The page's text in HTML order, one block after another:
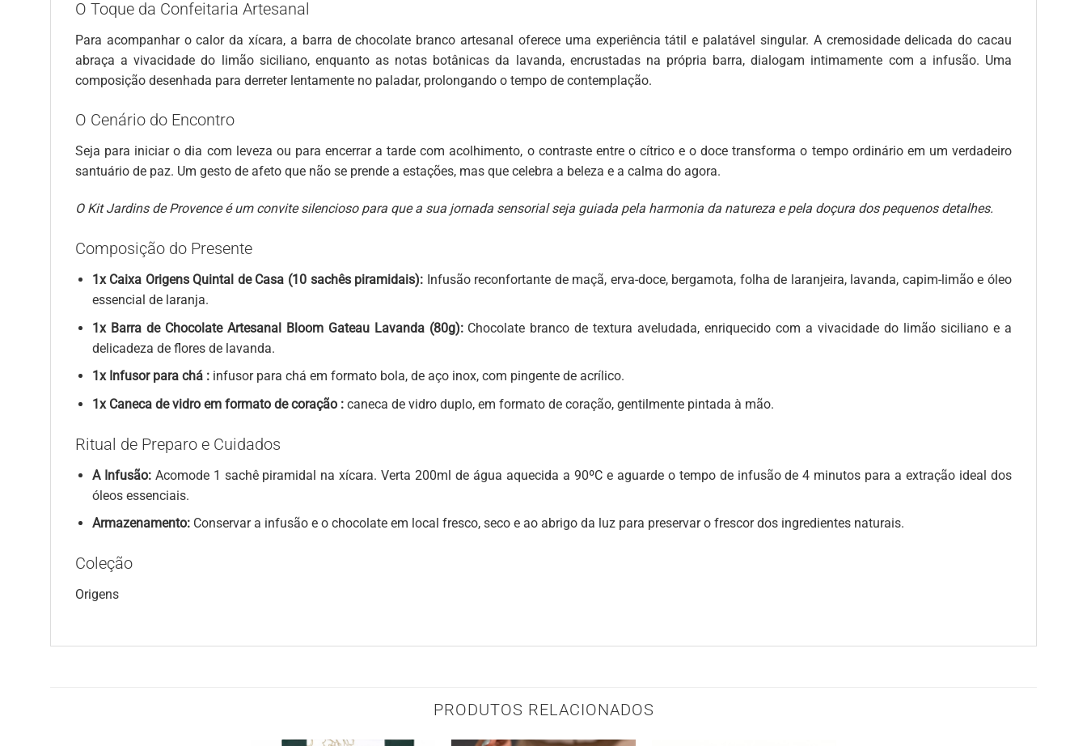
O Toque da Confeitaria Artesanal
Para acompanhar o calor da xícara, a barra de chocolate branco artesanal oferece uma experiência tátil e palatável singular. A cremosidade delicada do cacau
abraça a vivacidade do limão siciliano, enquanto as notas botânicas da lavanda, encrustadas na própria barra, dialogam intimamente com a infusão. Uma
composição desenhada para derreter lentamente no paladar, prolongando o tempo de contemplação.
O Cenário do Encontro
Seja para iniciar o dia com leveza ou para encerrar a tarde com acolhimento, o contraste entre o cítrico e o doce transforma o tempo ordinário em um verdadeiro
santuário de paz. Um gesto de afeto que não se prende a estações, mas que celebra a beleza e a calma do agora.
O Kit Jardins de Provence é um convite silencioso para que a sua jornada sensorial seja guiada pela harmonia da natureza e pela doçura dos pequenos detalhes.
Composição do Presente
1x Caixa Origens Quintal de Casa (10 sachês piramidais): Infusão reconfortante de maçã, erva-doce, bergamota, folha de laranjeira, lavanda, capim-limão e óleo
essencial de laranja.
1x Barra de Chocolate Artesanal Bloom Gateau Lavanda (80g):Chocolate branco de textura aveludada, enriquecido com a vivacidade do limão siciliano e a
delicadeza de flores de lavanda.
1x Infusor para chá : infusor para chá em formato bola, de aço inox, com pingente de acrílico.
1x Caneca de vidro em formato de coração : caneca de vidro duplo, em formato de coração, gentilmente pintada à mão.
Ritual de Preparo e Cuidados
A Infusão:Acomode 1 sachê piramidal na xícara. Verta 200ml de água aquecida a 90ºC e aguarde o tempo de infusão de 4 minutos para a extração ideal dos
óleos essenciais.
Armazenamento:Conservar a infusão e o chocolate em local fresco, seco e ao abrigo da luz para preservar o frescor dos ingredientes naturais.
Coleção
Origens
PRODUTOS RELACIONADOS